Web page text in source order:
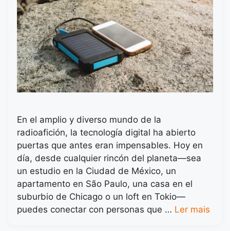
En el amplio y diverso mundo de la
radioafición, la tecnología digital ha abierto
puertas que antes eran impensables. Hoy en
día, desde cualquier rincón del planeta—sea
un estudio en la Ciudad de México, un
apartamento en São Paulo, una casa en el
suburbio de Chicago o un loft en Tokio—
puedes conectar con personas que … Ler mais